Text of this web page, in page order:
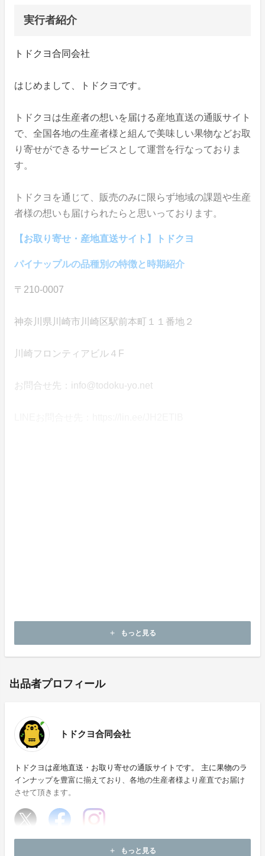
実行者紹介
トドクヨ合同会社
はじめまして、トドクヨです。
トドクヨは生産者の想いを届ける産地直送の通販サイト
で、全国各地の生産者様と組んで美味しい果物などお取
り寄せができるサービスとして運営を行なっておりま
す。
トドクヨを通じて、販売のみに限らず地域の課題や生産
者様の想いも届けられたらと思いっております。
【お取り寄せ・産地直送サイト】トドクヨ
パイナップルの品種別の特徴と時期紹介
〒210-0007
神奈川県川崎市川崎区駅前本町１１番地２
川崎フロンティアビル４F
お問合せ先：info@todoku-yo.net
是非、一度西表島のフルーツを堪能してみてください！
add もっと見る
出品者プロフィール
トドクヨ合同会社
トドクヨは産地直送・お取り寄せの通販サイトです。 主に果物のラ
インナップを豊富に揃えており、各地の生産者様より産直でお届け
させて頂きます。
add もっと見る